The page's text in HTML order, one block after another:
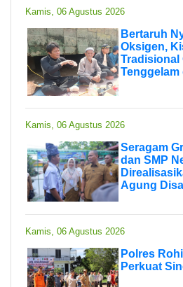
Kamis, 06 Agustus 2026
Bertaruh
Oksigen,
Tradisional
Tenggelam
Kamis, 06 Agustus 2026
Seragam
dan SMP
Agung
Kamis, 06 Agustus 2026
Polres
Perkuat